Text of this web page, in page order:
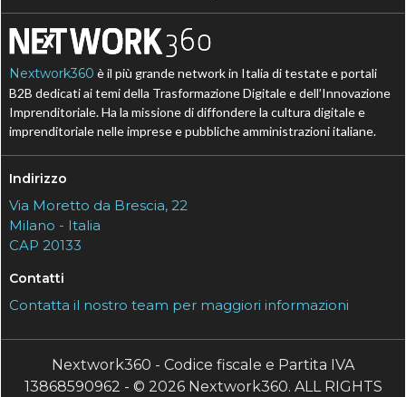
Nextwork360 è il più grande network in Italia di testate e portali
B2B dedicati ai temi della Trasformazione Digitale e dell’Innovazione
Imprenditoriale. Ha la missione di diffondere la cultura digitale e
imprenditoriale nelle imprese e pubbliche amministrazioni italiane.
Indirizzo
Via Moretto da Brescia, 22
Milano - Italia
CAP 20133
Contatti
Contatta il nostro team per maggiori informazioni
Nextwork360 - Codice fiscale e Partita IVA
13868590962 - © 2026 Nextwork360. ALL RIGHTS